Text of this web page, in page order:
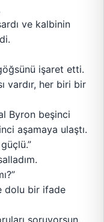
ve kalbinin
işaret etti.
vardır, her biri bir
Byron beşinci
aşamaya ulaştı.
dolu bir ifade
soruyorsun,